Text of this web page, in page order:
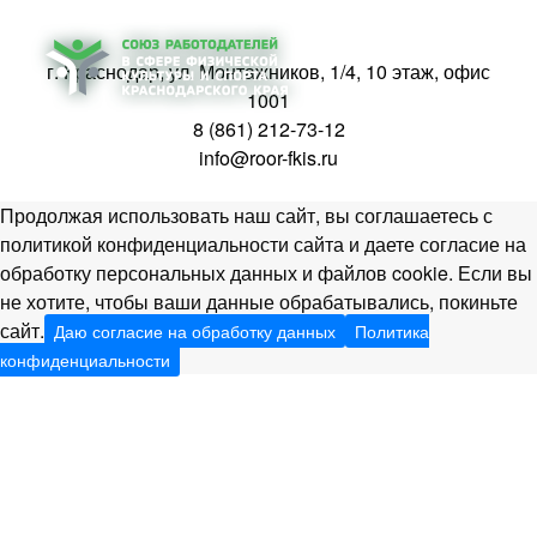
г. Краснодар, ул. Монтажников, 1/4, 10 этаж, офис
1001
8 (861) 212-73-12
info@roor-fkis.ru
Продолжая использовать наш сайт, вы соглашаетесь с
политикой конфиденциальности сайта и даете согласие на
обработку персональных данных и файлов cookie. Если вы
не хотите, чтобы ваши данные обрабатывались, покиньте
сайт. Даю согласие на обработку данных
Политика
конфиденциальности